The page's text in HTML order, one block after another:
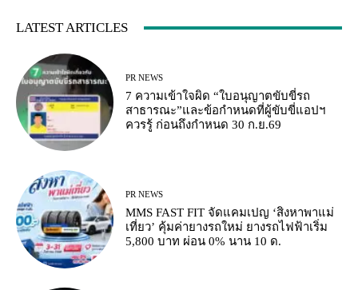
LATEST ARTICLES
PR NEWS
7 ความเข้าใจผิด “ใบอนุญาตขับขี่รถ
สาธารณะ”และข้อกำหนดที่ผู้ขับขี่แอปฯ
ควรรู้ ก่อนถึงกำหนด 30 ก.ย.69
PR NEWS
MMS FAST FIT จัดแคมเปญ ‘สิงหาพาแม่
เที่ยว’ คุ้มค่ายางรถใหม่ ยางรถไฟฟ้าเริ่ม
5,800 บาท ผ่อน 0% นาน 10 ด.